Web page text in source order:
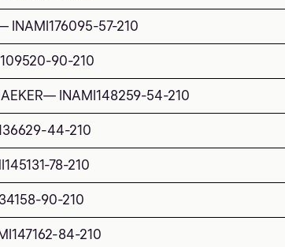
INAMI 176095-57-210
109520-90-210
— INAMI 148259-54-210
44-210
145131-78-210
90-210
147162-84-210